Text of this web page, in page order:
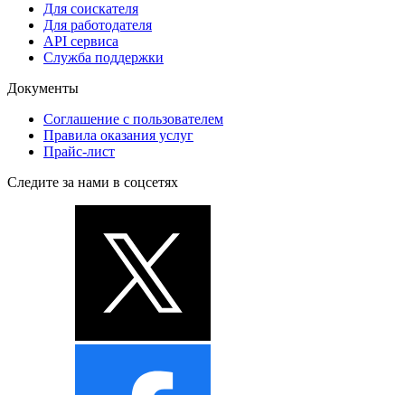
Для соискателя
Для работодателя
API сервиса
Служба поддержки
Документы
Соглашение с пользователем
Правила оказания услуг
Прайс-лист
Следите за нами в соцсетях